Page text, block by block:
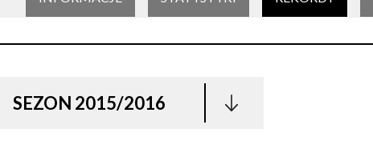
SEZON 2015/2016